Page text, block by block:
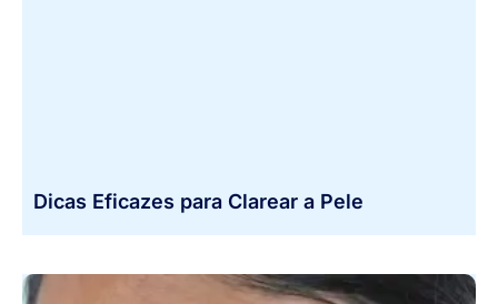
Dicas Eficazes para Clarear a Pele